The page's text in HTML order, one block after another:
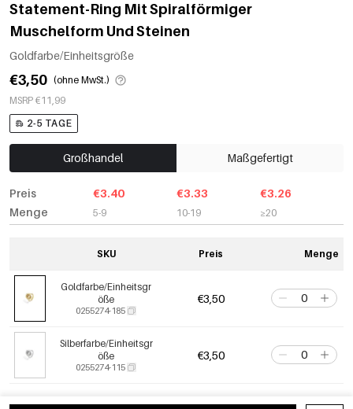
Statement-Ring Mit Spiralförmiger
Muschelform Und Steinen
Goldfarbe/Einheitsgröße
€3,50 (ohne MwSt.)
MSRP €11,99
2-5 TAGE
Großhandel Maßgefertigt
Preis
Menge
€3.40
5-9
€3.33
10-19
€3.26
≥20
SKU Preis Menge
Goldfarbe/Einheitsgr
öße
0255274-185
€3,50
Silberfarbe/Einheitsgr
öße
0255274-115
€3,50